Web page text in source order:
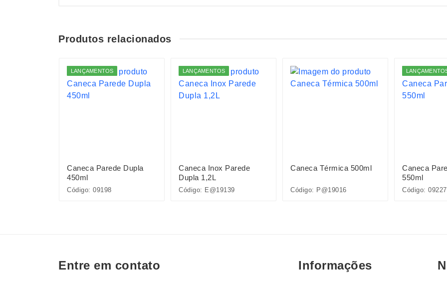
Produtos relacionados
LANÇAMENTOS
Caneca Parede Dupla
450ml
Código: 09198
LANÇAMENTOS
Caneca Inox Parede
Dupla 1,2L
Código: E@19139
Caneca Térmica 500ml
Código: P@19016
Caneca
550ml
Código: 09227
Entre em contato Informações